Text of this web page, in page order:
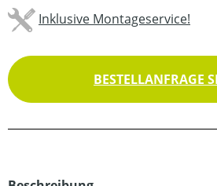
Inklusive Montageservice!
BESTELLANFRAGE